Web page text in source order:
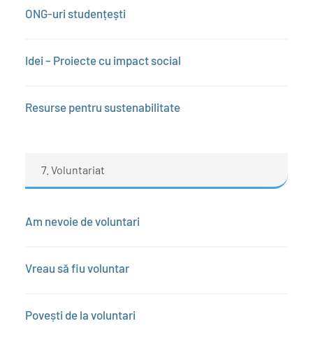
ONG-uri studențești
Idei – Proiecte cu impact social
Resurse pentru sustenabilitate
7. Voluntariat
Am nevoie de voluntari
Vreau să fiu voluntar
Povești de la voluntari